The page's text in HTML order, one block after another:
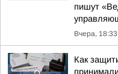
пишут
Вчера, 18:33
Как